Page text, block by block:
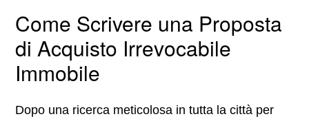
Come Scrivere una Proposta
di Acquisto Irrevocabile
Immobile
Dopo una ricerca meticolosa in tutta la città per